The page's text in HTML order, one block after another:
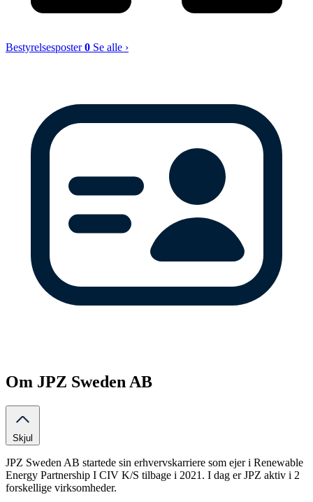
Bestyrelsesposter0 Se alle ›
Om JPZ Sweden AB
Skjul
JPZ Sweden AB startede sin erhvervskarriere som ejer i Renewable
Energy Partnership I CIV K/S tilbage i 2021. I dag er JPZ aktiv i 2
forskellige virksomheder.